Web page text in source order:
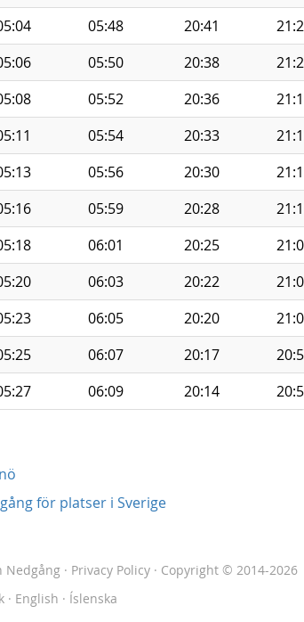
05:48 20:41
05:50 20:38
05:52 20:36
05:54 20:33
05:56 20:30
05:59 20:28
06:01 20:25
06:03 20:22
06:05 20:20
06:07 20:17
06:09 20:14
för platser i Sverige
Nedgång · Privacy Policy · Copyright © 2014-2026
· English · Íslenska